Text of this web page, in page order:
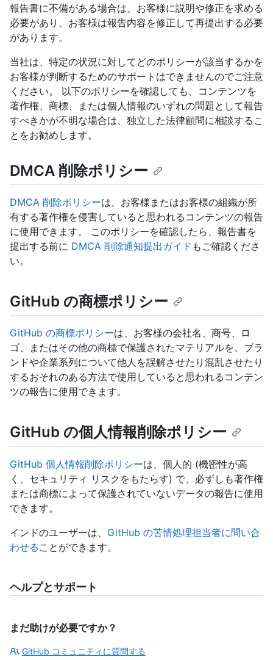
報告書に不備がある場合は、お客様に説明や修正を求める
必要があり、お客様は報告内容を修正して再提出する必要
があります。
当社は、特定の状況に対してどのポリシーが該当するかを
お客様が判断するためのサポートはできませんのでご注意
ください。 以下のポリシーを確認しても、コンテンツを
著作権、商標、または個人情報のいずれの問題として報告
すべきかが不明な場合は、独立した法律顧問に相談するこ
とをお勧めします。
DMCA 削除ポリシー
DMCA 削除ポリシーは、お客様またはお客様の組織が所
有する著作権を侵害していると思われるコンテンツの報告
に使用できます。 このポリシーを確認したら、報告書を
提出する前に DMCA 削除通知提出ガイド もご確認くださ
い。
GitHub の商標ポリシー
GitHub の商標ポリシーは、お客様の会社名、商号、ロ
ゴ、またはその他の商標で保護されたマテリアルを、ブラ
ンドや企業系列について他人を誤解させたり混乱させたり
するおそれのある方法で使用していると思われるコンテン
ツの報告に使用できます。
GitHub の個人情報削除ポリシー
GitHub 個人情報削除ポリシーは、個人的 (機密性が高
く、セキュリティ リスクをもたらす) で、必ずしも著作権
または商標によって保護されていないデータの報告に使用
できます。
インドのユーザーは、 GitHub の苦情処理担当者に問い合
わせる ことができます。
ヘルプとサポート
まだ助けが必要ですか？
GitHub コミュニティに質問する